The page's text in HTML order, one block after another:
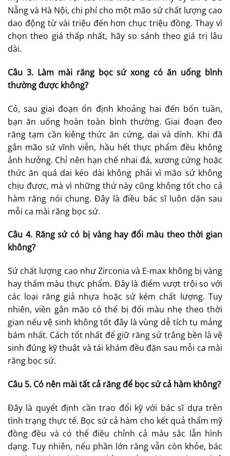
Nẵng và Hà Nội, chi phí cho một mão sứ chất lượng cao
dao động từ vài triệu đến hơn chục triệu đồng. Thay vì
chọn theo giá thấp nhất, hãy so sánh theo giá trị lâu
dài.
Câu 3. Làm mài răng bọc sứ xong có ăn uống bình
thường được không?
Có, sau giai đoạn ổn định khoảng hai đến bốn tuần,
bạn ăn uống hoàn toàn bình thường. Giai đoạn đeo
răng tạm cần kiêng thức ăn cứng, dai và dính. Khi đã
gắn mão sứ vĩnh viễn, hầu hết thực phẩm đều không
ảnh hưởng. Chỉ nên hạn chế nhai đá, xương cứng hoặc
thức ăn quá dai kéo dài không phải vì mão sứ không
chịu được, mà vì những thứ này cũng không tốt cho cả
hàm răng nói chung. Đây là điều bác sĩ luôn dặn sau
mỗi ca mài răng bọc sứ.
Câu 4. Răng sứ có bị vàng hay đổi màu theo thời gian
không?
Sứ chất lượng cao như Zirconia và E-max không bị vàng
hay thấm màu thực phẩm. Đây là điểm vượt trội so với
các loại răng giả nhựa hoặc sứ kém chất lượng. Tuy
nhiên, viền gắn mão có thể bị đổi màu nhẹ theo thời
gian nếu vệ sinh không tốt đây là vùng dễ tích tụ mảng
bám nhất. Cách tốt nhất để giữ răng sứ trắng bền là vệ
sinh đúng kỹ thuật và tái khám đều đặn sau mỗi ca mài
răng bọc sứ.
Câu 5. Có nên mài tất cả răng để bọc sứ cả hàm không?
Đây là quyết định cần trao đổi kỹ với bác sĩ dựa trên
tình trạng thực tế. Bọc sứ cả hàm cho kết quả thẩm mỹ
đồng đều và có thể điều chỉnh cả màu sắc lẫn hình
dạng. Tuy nhiên, nếu phần lớn răng vẫn còn khỏe, bác